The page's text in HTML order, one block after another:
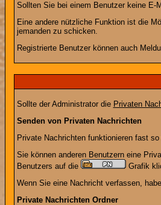
Sollten Sie bei einem Benutzer keine E-
Eine andere nützliche Funktion ist die
jemanden zu schicken.
Registrierte Benutzer können auch
Sollte der Administrator die Privaten
Senden von Privaten Nachrichten
Private Nachrichten funktionieren fast
Sie können anderen Benutzern eine
Benutzers auf die
Grafik
Wenn Sie eine Nachricht verfassen,
Private Nachrichten Ordner